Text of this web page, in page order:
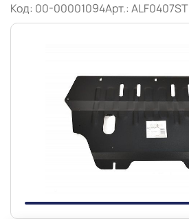
Код: 00-00001094Арт.: ALF0407ST
Slide 1 of 1